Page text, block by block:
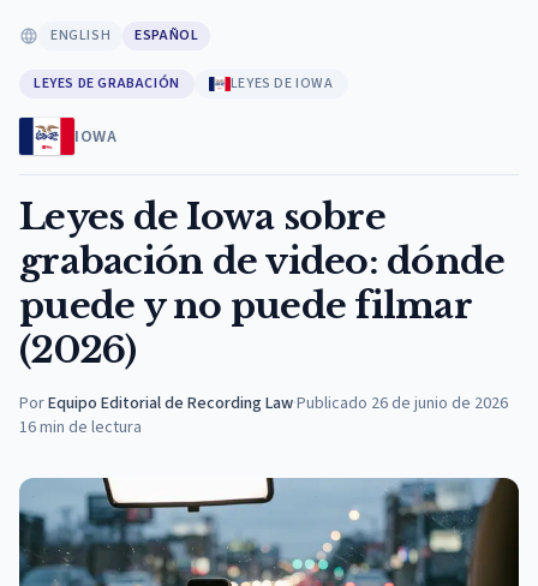
ENGLISH ESPAÑOL
LEYES DE GRABACIÓN LEYES DE IOWA
IOWA
Leyes de Iowa sobre
grabación de video: dónde
puede y no puede filmar
(2026)
PorEquipo Editorial de Recording Law·Publicado 26 de junio de 2026
16min de lectura